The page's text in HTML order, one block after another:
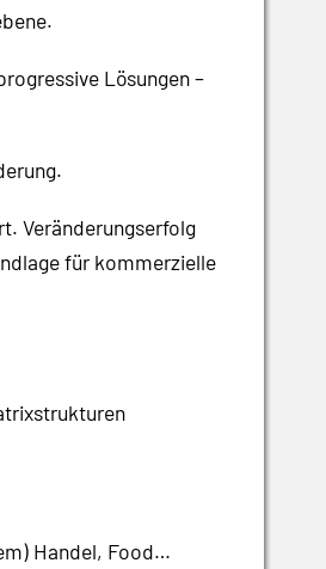
Lösungen –
Veränderungserfolg
für kommerzielle
Handel, Food